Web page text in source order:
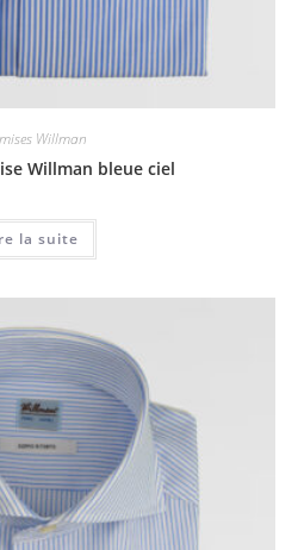
Willman
Willman bleue ciel
la suite